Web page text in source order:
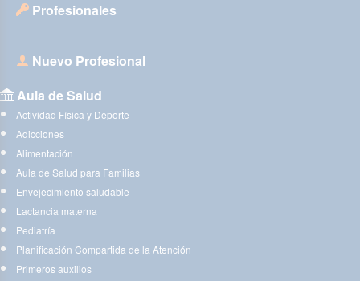
Profesionales
Nuevo Profesional
Aula de Salud
Actividad Física y Deporte
Adicciones
Alimentación
Aula de Salud para Familias
Envejecimiento saludable
Lactancia materna
Pediatría
Planificación Compartida de la Atención
Primeros auxilios